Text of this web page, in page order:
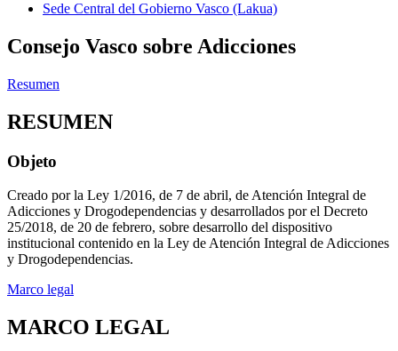
Sede Central del Gobierno Vasco (Lakua)
Consejo Vasco sobre Adicciones
Resumen
RESUMEN
Objeto
Creado por la Ley 1/2016, de 7 de abril, de Atención Integral de
Adicciones y Drogodependencias y desarrollados por el Decreto
25/2018, de 20 de febrero, sobre desarrollo del dispositivo
institucional contenido en la Ley de Atención Integral de Adicciones
y Drogodependencias.
Marco legal
MARCO LEGAL